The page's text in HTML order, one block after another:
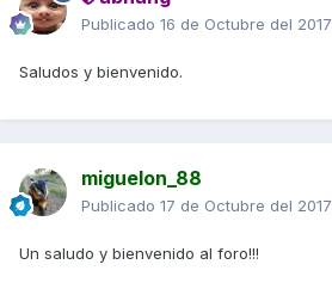
Publicado 16 de Octubre del 2017
Saludos y bienvenido.
miguelon_88
Publicado 17 de Octubre del 2017
Un saludo y bienvenido al foro!!!